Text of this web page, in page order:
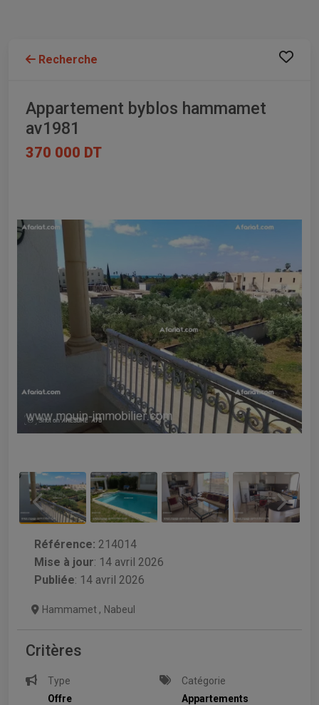
Recherche
Appartement byblos hammamet
av1981
370 000 DT
Référence: 214014
Mise à jour: 14 avril 2026
Publiée: 14 avril 2026
Hammamet , Nabeul
Critères
Type
Offre
Catégorie
Appartements